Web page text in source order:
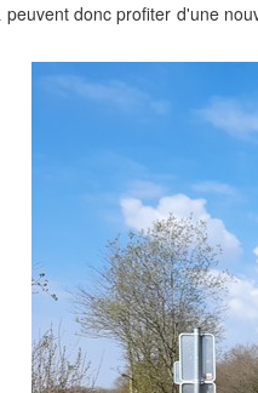
peuvent donc profiter d'une